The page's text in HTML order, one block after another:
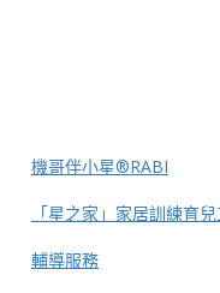
機哥伴小星®RABI
「星之家」家居訓練育
輔導服務